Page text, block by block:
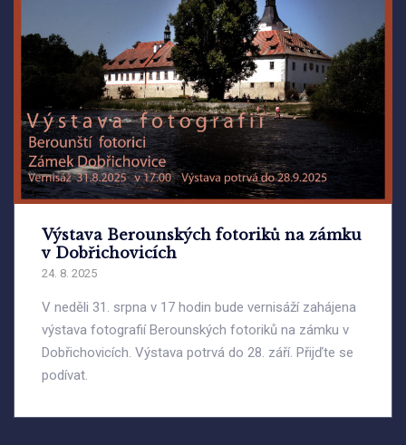
Výstava Berounských fotoriků na zámku
v Dobřichovicích
24. 8. 2025
V neděli 31. srpna v 17 hodin bude vernisáží zahájena
výstava fotografií Berounských fotoriků na zámku v
Dobřichovicích. Výstava potrvá do 28. září. Přijďte se
podívat.